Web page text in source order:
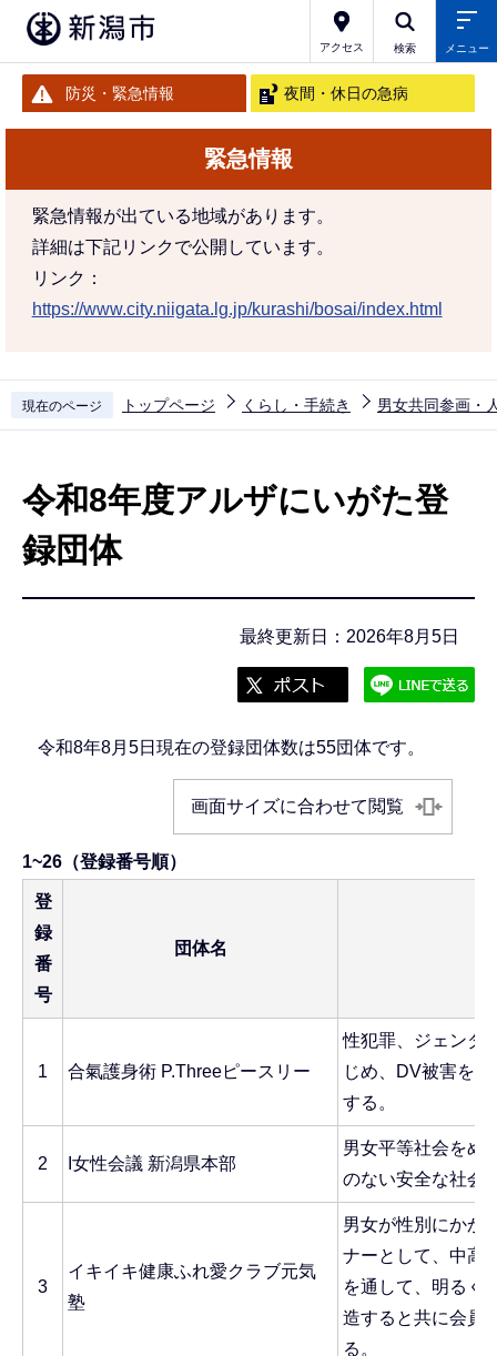
アクセス 検索 メニュー
防災・緊急情報 夜間・休日の急病
緊急情報
緊急情報が出ている地域があります。
詳細は下記リンクで公開しています。
リンク：
https://www.city.niigata.lg.jp/kurashi/bosai/index.html
現在のページ トップページ くらし・手続き 男女共同参画・
令和8年度アルザにいがた登
録団体
最終更新日：2026年8月5日
令和8年8月5日現在の登録団体数は55団体です。
画面サイズに合わせて閲覧
1~26（登録番号順）
登
録
番
号
団体名
1 合氣護身術 P.Threeピースリー
性犯罪、ジェンダ
じめ、DV被害を
する。
2 I女性会議 新潟県本部
男女平等社会をめ
のない安全な社会
3
イキイキ健康ふれ愛クラブ元気
塾
男女が性別にかか
ナーとして、中高
を通して、明るく
造すると共に会員
る。